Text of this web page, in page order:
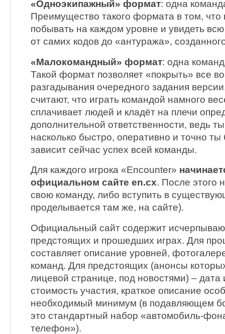
«Одноэкипажный» формат: одна
Преимущество такого формата в том, что
побывать на каждом уровне и увидеть
от самих кодов до «антуража»,
«Малокомандный» формат: одна
Такой формат позволяет «покрыть» все
разгадывания очередного задания
считают, что играть командой намного
сплачивает людей и кладёт на плечи
дополнительной ответственности, ведь
насколько быстро, оперативно и точно
зависит сейчас успех всей команды.
Для каждого игрока «Encounter»
официальном сайте en.cx. После этого
свою команду, либо вступить в
проделывается там же, на сайте).
Официальный сайт содержит
предстоящих и прошедших играх. Для
составляет описание уровней,
команд. Для предстоящих (анонсы
лицевой странице, под новостями) –
стоимость участия, краткое описание
необходимый минимум (в подавляющем
это стандартный набор «автомобиль-
телефон»).